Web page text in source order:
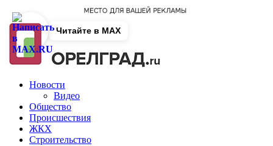
Новости
Видео
Общество
Происшествия
ЖКХ
Строительство
Читайте в MAX